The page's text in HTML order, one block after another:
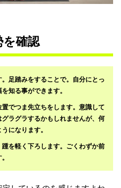
を確認
足踏みをすることで。自分にとっ
知る事ができます。
でつま先立ちをします。意識して
ラグラするかもしれませんが、何
になります。
を軽く下ろします。ごくわずか前